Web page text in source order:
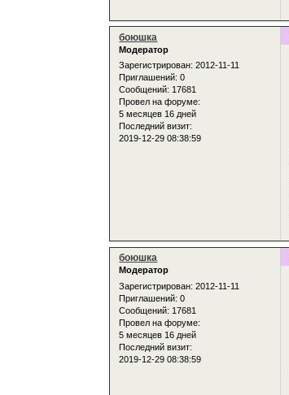
боюшка
Модератор
Зарегистрирован: 2012-11-11
Приглашений: 0
Сообщений: 17681
Провел на форуме:
5 месяцев 16 дней
Последний визит:
2019-12-29 08:38:59
боюшка
Модератор
Зарегистрирован: 2012-11-11
Приглашений: 0
Сообщений: 17681
Провел на форуме:
5 месяцев 16 дней
Последний визит:
2019-12-29 08:38:59